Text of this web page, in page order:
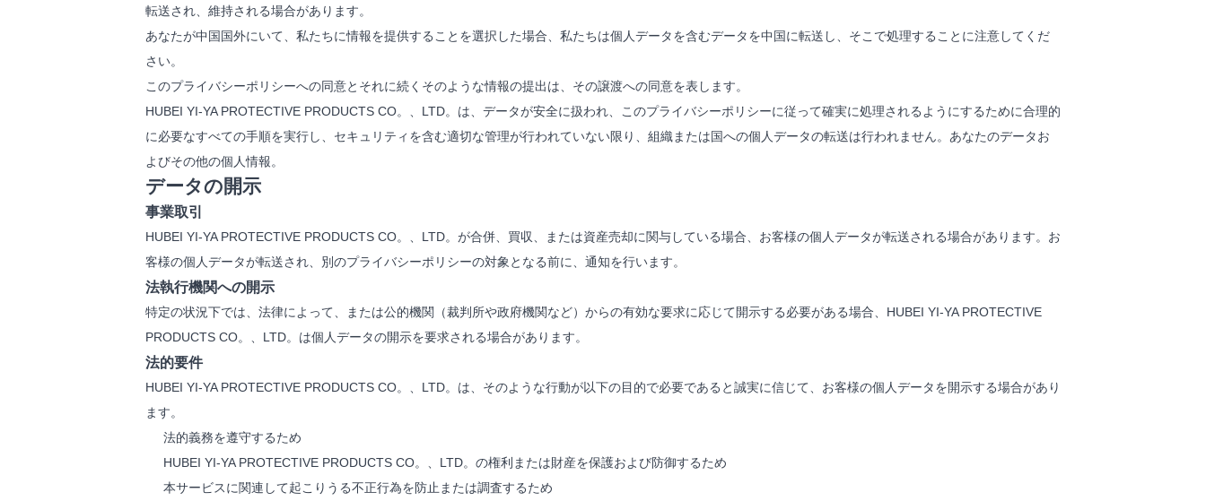
転送され、維持される場合があります。
あなたが中国国外にいて、私たちに情報を提供することを選択した場合、私たちは個人データを含むデータを中国に転送し、そこで処理することに注意してくだ
さい。
このプライバシーポリシーへの同意とそれに続くそのような情報の提出は、その譲渡への同意を表します。
HUBEI YI-YA PROTECTIVE PRODUCTS CO。、LTD。は、データが安全に扱われ、このプライバシーポリシーに従って確実に処理されるようにするために合理的
に必要なすべての手順を実行し、セキュリティを含む適切な管理が行われていない限り、組織または国への個人データの転送は行われません。あなたのデータお
よびその他の個人情報。
データの開示
事業取引
HUBEI YI-YA PROTECTIVE PRODUCTS CO。、LTD。が合併、買収、または資産売却に関与している場合、お客様の個人データが転送される場合があります。お
客様の個人データが転送され、別のプライバシーポリシーの対象となる前に、通知を行います。
法執行機関への開示
特定の状況下では、法律によって、または公的機関（裁判所や政府機関など）からの有効な要求に応じて開示する必要がある場合、HUBEI YI-YA PROTECTIVE
PRODUCTS CO。、LTD。は個人データの開示を要求される場合があります。
法的要件
HUBEI YI-YA PROTECTIVE PRODUCTS CO。、LTD。は、そのような行動が以下の目的で必要であると誠実に信じて、お客様の個人データを開示する場合があり
ます。
法的義務を遵守するため
HUBEI YI-YA PROTECTIVE PRODUCTS CO。、LTD。の権利または財産を保護および防御するため
本サービスに関連して起こりうる不正行為を防止または調査するため